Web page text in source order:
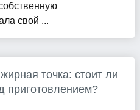
свой ...
точка: стоит ли
приготовлением?